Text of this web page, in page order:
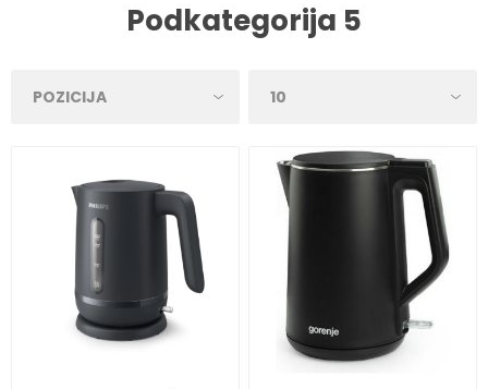
Podkategorija 5